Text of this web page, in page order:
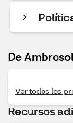
De
Ver todos los
Recursos